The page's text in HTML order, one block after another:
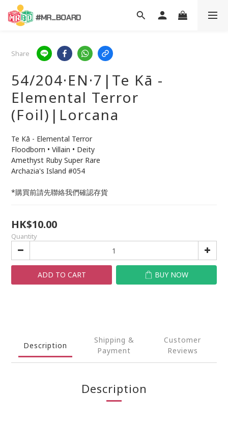
Share
54/204·EN·7|Te Kā -
Elemental Terror
(Foil)|Lorcana
Te Kā - Elemental Terror
Floodborn • Villain • Deity
Amethyst Ruby Super Rare
Archazia's Island #054
*購買前請先聯絡我們確認存貨
HK$10.00
Quantity
ADD TO CART BUY NOW
Description
Shipping &
Payment
Customer
Reviews
Description